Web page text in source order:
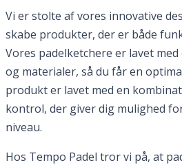
Vi er stolte af vores innovative
skabe produkter, der er både
Vores padelketchere er lavet
og materialer, så du får en
produkt er lavet med en
kontrol, der giver dig mulighed
niveau.
Hos Tempo Padel tror vi på, at